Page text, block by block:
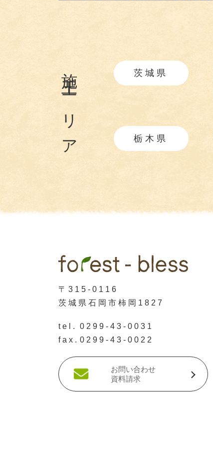
施工エリア 茨城県
栃木県
〒315-0116
茨城県石岡市柿岡1827
tel.
0299-43-0031
fax. 0299-43-0022
お問い合わせ
資料請求